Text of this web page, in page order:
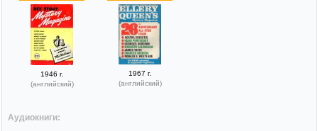
1946 г.
(английский)
1967 г.
(английский)
Аудиокниги: